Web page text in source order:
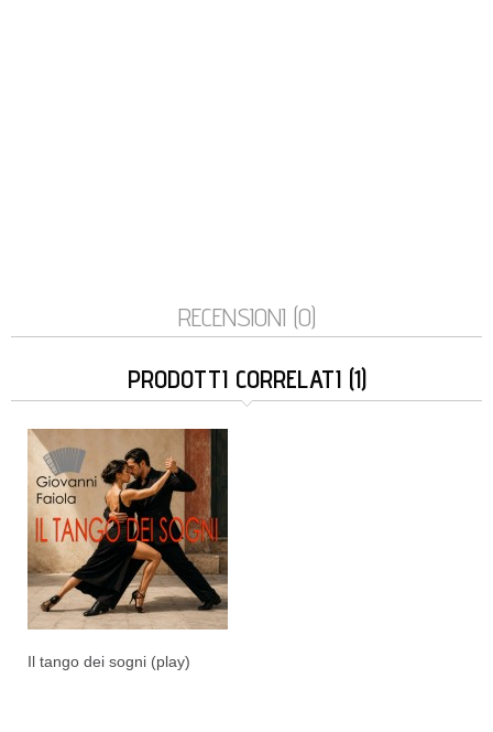
RECENSIONI (0)
PRODOTTI CORRELATI (1)
Il tango dei sogni (play)